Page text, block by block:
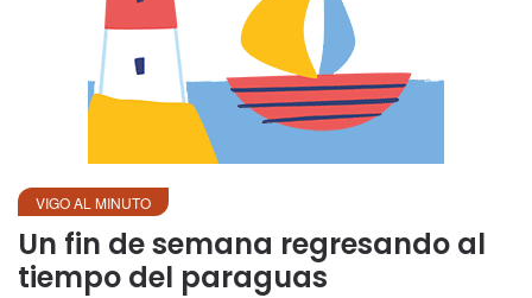
VIGO AL MINUTO
Un fin de semana regresando al
tiempo del paraguas